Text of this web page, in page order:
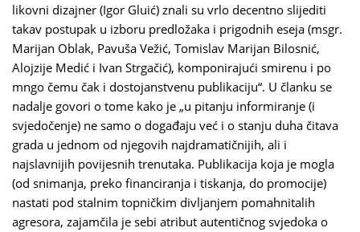
likovni dizajner (Igor Gluić) znali su vrlo decentno slijediti
takav postupak u izboru predložaka i prigodnih eseja (msgr.
Marijan Oblak, Pavuša Vežić, Tomislav Marijan Bilosnić,
Alojzije Medić i Ivan Strgačić), komponirajući smirenu i po
mngo čemu čak i dostojanstvenu publikaciju“. U članku se
nadalje govori o tome kako je „u pitanju informiranje (i
svjedočenje) ne samo o događaju već i o stanju duha čitava
grada u jednom od njegovih najdramatičnijih, ali i
najslavnijih povijesnih trenutaka. Publikacija koja je mogla
(od snimanja, preko financiranja i tiskanja, do promocije)
nastati pod stalnim topničkim divljanjem pomahnitalih
agresora, zajamčila je sebi atribut autentičnog svjedoka o